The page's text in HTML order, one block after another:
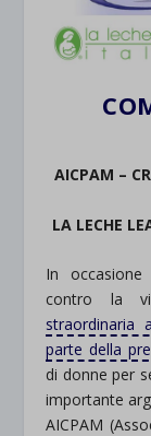
AICPAM –
LA LECHE
In
contro la
straordinaria
parte della
di donne per
importante
AICPAM